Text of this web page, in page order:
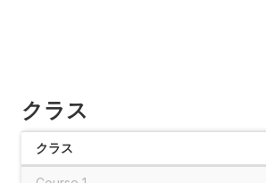
クラス
クラス